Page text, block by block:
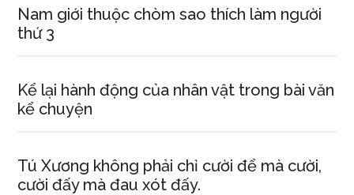
Nam giới thuộc chòm sao thích làm người
thứ 3
Kể lại hành động của nhân vật trong bài văn
kể chuyện
Tú Xương không phải chỉ cười để mà cười,
cười đấy mà đau xót đấy.